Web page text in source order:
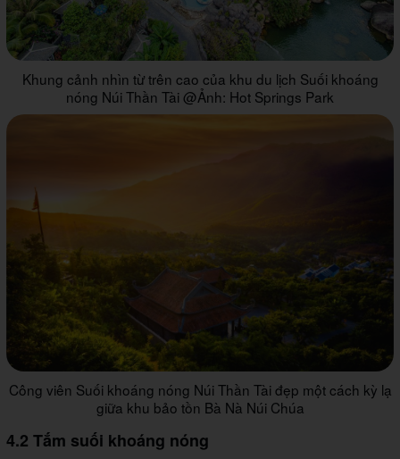
Khung cảnh nhìn từ trên cao của khu du lịch Suối khoáng
nóng Núi Thần Tài @Ảnh: Hot Springs Park
Công viên Suối khoáng nóng Núi Thần Tài đẹp một cách kỳ lạ
giữa khu bảo tồn Bà Nà Núi Chúa
4.2 Tắm suối khoáng nóng